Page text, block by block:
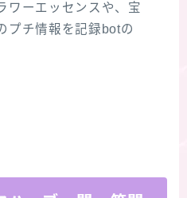
ワーエッセンスや、宝
プチ情報を記録botの